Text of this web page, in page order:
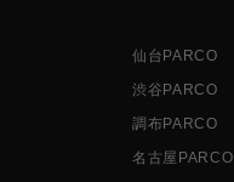
仙台PARCO
渋谷PARCO
調布PARCO
名古屋PARCO